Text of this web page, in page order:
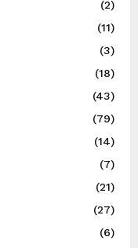
(2)
(11)
(3)
(18)
(43)
(79)
(14)
(7)
(21)
(27)
(6)